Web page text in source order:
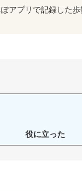
アプリで記録した歩
役に立った